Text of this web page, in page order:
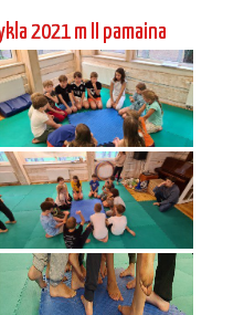
2021 m II pamaina